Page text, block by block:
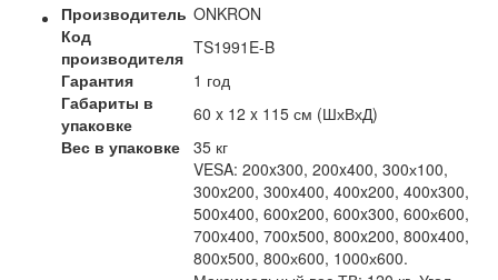
Производитель ONKRON
Код
производителя TS1991E-B
Гарантия
1 год
Габариты в
упаковке
60 x 12 x 115 см (ШхВхД)
Вес в упаковке 35 кг
VESA: 200x300, 200x400, 300х100,
300x200, 300x400, 400x200, 400x300,
500x400, 600x200, 600x300, 600х600,
700x400, 700x500, 800x200, 800x400,
800x500, 800х600, 1000х600.